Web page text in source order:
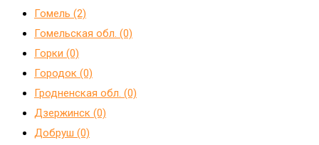
Гомель (2)
Гомельская обл. (0)
Горки (0)
Городок (0)
Гродненская обл. (0)
Дзержинск (0)
Добруш (0)